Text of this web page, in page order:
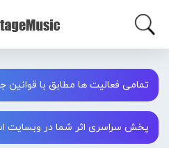
تمامی فعالیت ها مطابق با قوانین
پخش سراسری اثر شما در وبسایت استیج